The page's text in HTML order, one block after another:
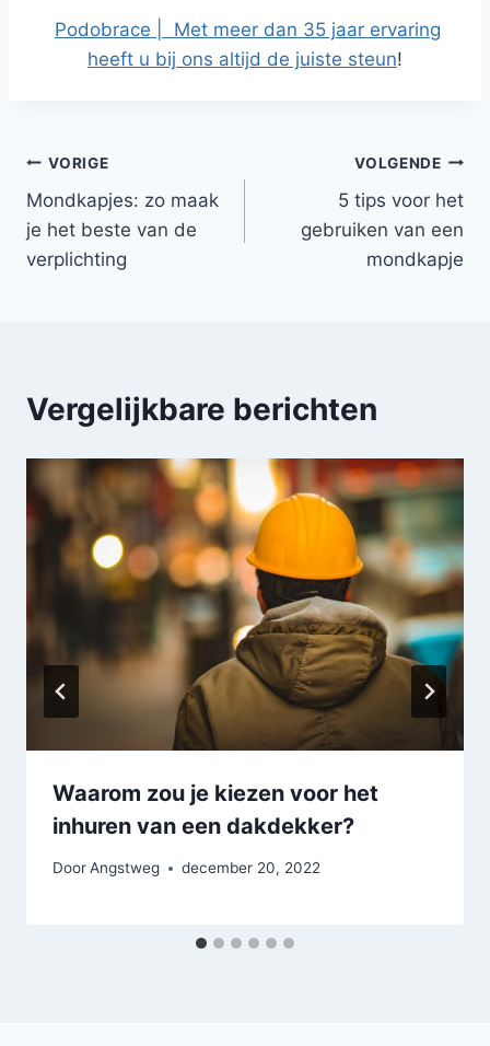
Podobrace | Met meer dan 35 jaar ervaring
heeft u bij ons altijd de juiste steun!
Bericht
navigatie
VORIGE
Mondkapjes: zo maak
je het beste van de
verplichting
VOLGENDE
5 tips voor het
gebruiken van een
mondkapje
Vergelijkbare berichten
Waarom zou je kiezen voor het
inhuren van een dakdekker?
DoorAngstweg december 20, 2022